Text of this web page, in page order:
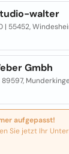
walter
| 55452,
Gmbh
89597,
aufgepasst!
Sie jetzt Ihr